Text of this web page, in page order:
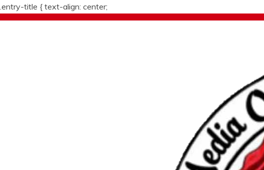
.entry-title { text-align: center;
Skip